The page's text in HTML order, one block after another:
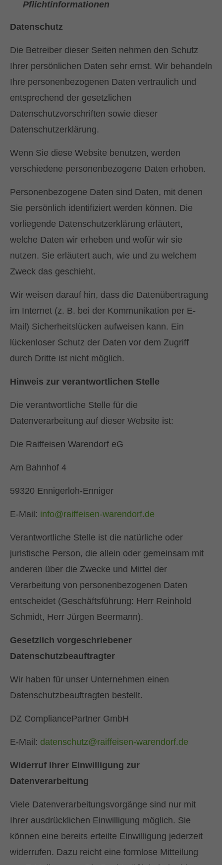
Pflichtinformationen
Datenschutz
Die Betreiber dieser Seiten nehmen den Schutz
Ihrer persönlichen Daten sehr ernst. Wir behandeln
Ihre personenbezogenen Daten vertraulich und
entsprechend der gesetzlichen
Datenschutzvorschriften sowie dieser
Datenschutzerklärung.
Wenn Sie diese Website benutzen, werden
verschiedene personenbezogene Daten erhoben.
Personenbezogene Daten sind Daten, mit denen
Sie persönlich identifiziert werden können. Die
vorliegende Datenschutzerklärung erläutert,
welche Daten wir erheben und wofür wir sie
nutzen. Sie erläutert auch, wie und zu welchem
Zweck das geschieht.
Wir weisen darauf hin, dass die Datenübertragung
im Internet (z. B. bei der Kommunikation per E-
Mail) Sicherheitslücken aufweisen kann. Ein
lückenloser Schutz der Daten vor dem Zugriff
durch Dritte ist nicht möglich.
Hinweis zur verantwortlichen Stelle
Die verantwortliche Stelle für die
Datenverarbeitung auf dieser Website ist:
Die Raiffeisen Warendorf eG
Am Bahnhof 4
59320 Ennigerloh-Enniger
E-Mail: info@raiffeisen-warendorf.de
Verantwortliche Stelle ist die natürliche oder
juristische Person, die allein oder gemeinsam mit
anderen über die Zwecke und Mittel der
Verarbeitung von personenbezogenen Daten
entscheidet (Geschäftsführung: Herr Reinhold
Schmidt, Herr Jürgen Beermann).
Gesetzlich vorgeschriebener
Datenschutzbeauftragter
Wir haben für unser Unternehmen einen
Datenschutzbeauftragten bestellt.
DZ CompliancePartner GmbH
E-Mail: datenschutz@raiffeisen-warendorf.de
Widerruf Ihrer Einwilligung zur
Datenverarbeitung
Viele Datenverarbeitungsvorgänge sind nur mit
Ihrer ausdrücklichen Einwilligung möglich. Sie
können eine bereits erteilte Einwilligung jederzeit
widerrufen. Dazu reicht eine formlose Mitteilung